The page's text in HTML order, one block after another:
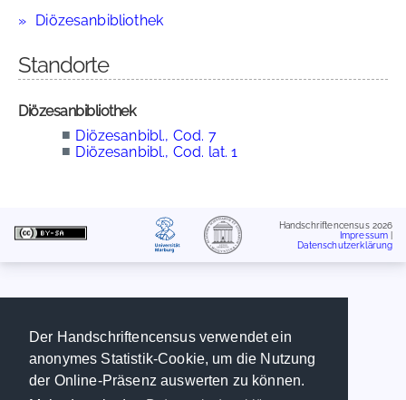
Der Handschriftencensus verwendet ein
anonymes Statistik-Cookie, um die Nutzung
der Online-Präsenz auswerten zu können.
Diözesanbibliothek
Standorte
Diözesanbibliothek
■ Diözesanbibl., Cod. 7
■ Diözesanbibl., Cod. lat. 1
Handschriftencensus 2026
Impressum
Datenschutzerklärung